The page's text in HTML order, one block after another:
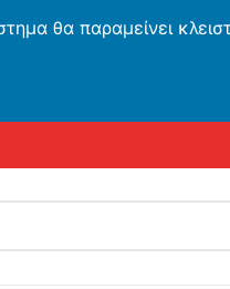
θα παραμείνει